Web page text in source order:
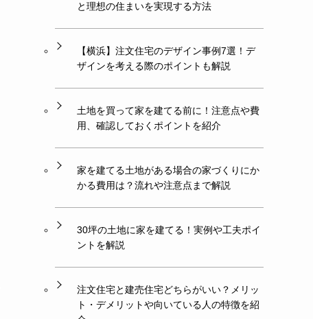
と理想の住まいを実現する方法
【横浜】注文住宅のデザイン事例7選！デ
ザインを考える際のポイントも解説
土地を買って家を建てる前に！注意点や費
用、確認しておくポイントを紹介
家を建てる土地がある場合の家づくりにか
かる費用は？流れや注意点まで解説
30坪の土地に家を建てる！実例や工夫ポイ
ントを解説
注文住宅と建売住宅どちらがいい？メリッ
ト・デメリットや向いている人の特徴を紹